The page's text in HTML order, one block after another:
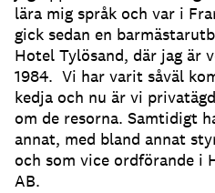
lära mig språk och var i
gick sedan en
Hotel Tylösand, där jag är
1984. Vi har varit såväl
kedja och nu är vi
om de resorna. Samtidigt
annat, med bland annat
och som vice ordförande i
AB.